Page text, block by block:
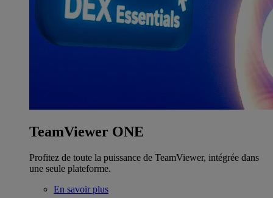
TeamViewer ONE
Profitez de toute la puissance de TeamViewer, intégrée dans
une seule plateforme.
En savoir plus